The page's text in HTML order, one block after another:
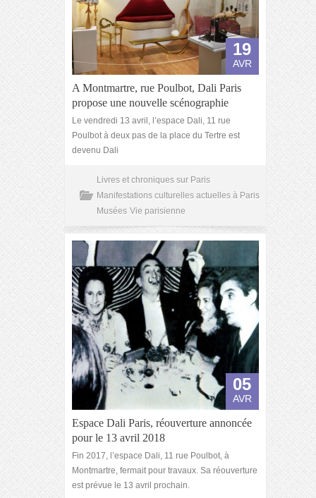
19
AVR
A Montmartre, rue Poulbot, Dali Paris
propose une nouvelle scénographie
Le vendredi 13 avril, l’espace Dali, 11 rue
Poulbot à deux pas de la place du Tertre est
devenu Dali
Livres et chroniques sur Paris
Manifestations culturelles actuelles à Paris
Musées Vie parisienne
05
AVR
Espace Dali Paris, réouverture annoncée
pour le 13 avril 2018
Fin 2017, l’espace Dali, 11 rue Poulbot, à
Montmartre, fermait pour travaux. Sa réouverture
est prévue le 13 avril prochain.